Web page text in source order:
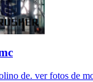
de. ver fotos de